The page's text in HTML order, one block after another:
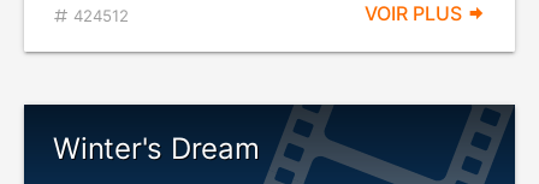
424512 VOIR PLUS
Winter's Dream